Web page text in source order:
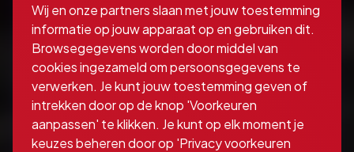
Wij en onze partners slaan met jouw toestemming
informatie op jouw apparaat op en gebruiken dit.
Browsegegevens worden door middel van
cookies ingezameld om persoonsgegevens te
verwerken. Je kunt jouw toestemming geven of
intrekken door op de knop 'Voorkeuren
aanpassen' te klikken. Je kunt op elk moment je
keuzes beheren door op 'Privacy voorkeuren